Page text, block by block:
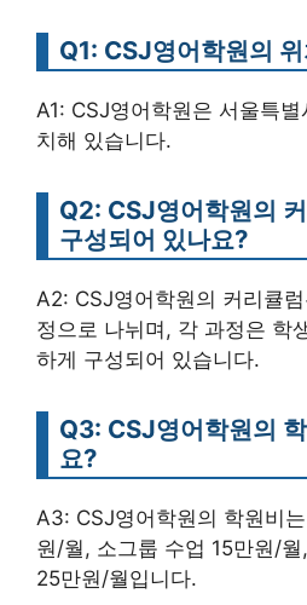
Q1: CSJ영어학원의
A1: CSJ영어학원은 서울특
치해 있습니다.
Q2: CSJ영어학원의
구성되어 있나요?
A2: CSJ영어학원의 커리큘
정으로 나뉘며, 각 과정은 학
하게 구성되어 있습니다.
Q3: CSJ영어학원의
요?
A3: CSJ영어학원의 학원비
원/월, 소그룹 수업 15만원/
25만원/월입니다.